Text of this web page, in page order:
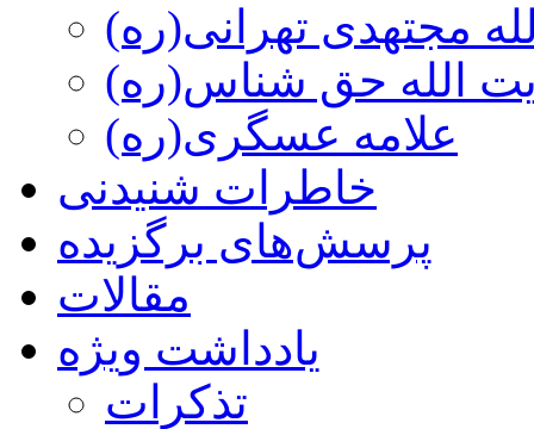
مجتهدی تهرانی(ره)
الله حق شناس(ره)
علامه عسگری(ره)
خاطرات شنیدنی
پرسش‌های برگزیده
مقالات
یادداشت ویژه
تذكرات